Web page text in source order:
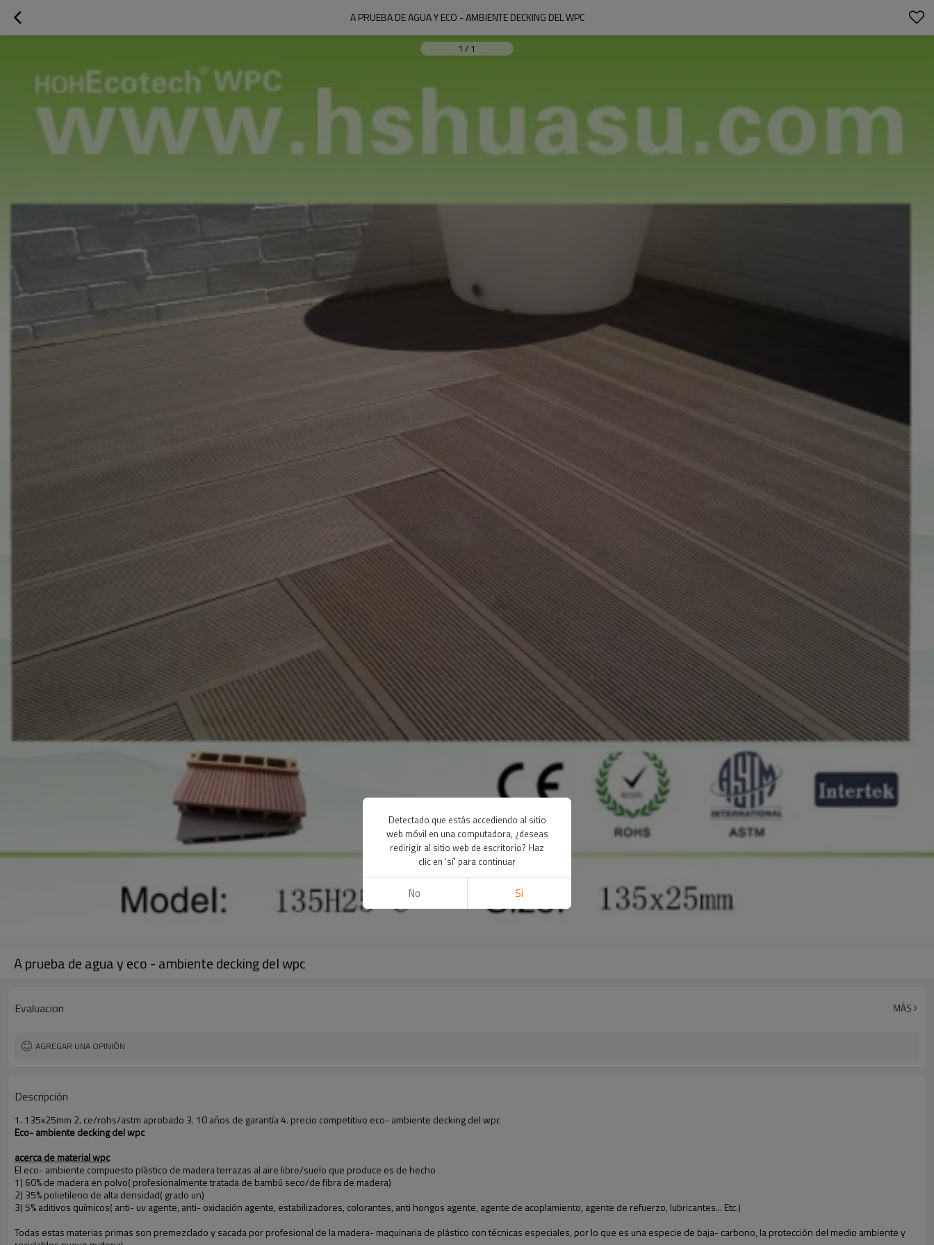
A PRUEBA DE AGUA Y ECO - AMBIENTE DECKING DEL WPC
1 / 1
A prueba de agua y eco - ambiente decking del wpc
Evaluacion MÁS
AGREGAR UNA OPINIÓN
Descripción
1. 135x25mm 2. ce/rohs/astm aprobado 3. 10 años de garantía 4. precio competitivo eco- ambiente decking del wpc
Eco- ambiente decking del wpc
acerca de material wpc
El eco- ambiente compuesto plástico de madera terrazas al aire libre/suelo que produce es de hecho
1) 60% de madera en polvo( profesionalmente tratada de bambú seco/de fibra de madera)
2) 35% polietileno de alta densidad( grado un)
3) 5% aditivos químicos( anti- uv agente, anti- oxidación agente, estabilizadores, colorantes, anti hongos agente, agente de acoplamiento, agente de refuerzo, lubricantes... Etc.)
Todas estas materias primas son premezclado y sacada por profesional de la madera- maquinaria de plástico con técnicas especiales, por lo que es una especie de baja- carbono, la protección del medio ambiente y
Detectado que estás accediendo al sitio
web móvil en una computadora, ¿deseas
redirigir al sitio web de escritorio? Haz
clic en 'sí' para continuar
No Si